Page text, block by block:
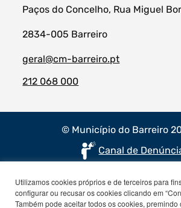
Paços do Concelho, Rua Miguel
2834-005 Barreiro
geral@cm-barreiro.pt
212 068 000
© Município do Barreiro
Canal de
Utilizamos cookies próprios e de terceiros para
configurar ou recusar os cookies clicando em
Também pode aceitar todos os cookies, premindo